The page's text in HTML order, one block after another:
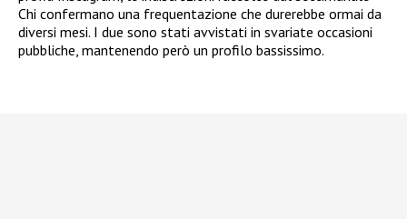
Chi confermano una frequentazione che durerebbe ormai da
diversi mesi. I due sono stati avvistati in svariate occasioni
pubbliche, mantenendo però un profilo bassissimo.